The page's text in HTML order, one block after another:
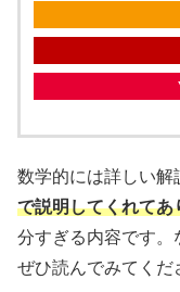
数学的には詳しい解
で説明してくれてあ
分すぎる内容です。
ぜひ読んでみてくだ